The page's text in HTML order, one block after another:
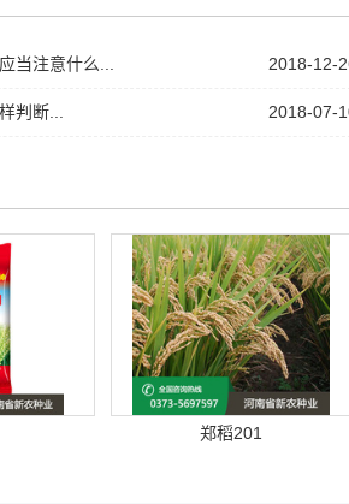
2018-12-
当注意什么...
2018-07-
判断...
郑稻201